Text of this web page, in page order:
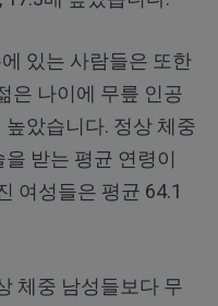
있는 사람들은 또한
은 나이에 무릎 인공
았습니다. 정상 체중
받는 평균 연령이
여성들은 평균 64.1
체중 남성들보다 무